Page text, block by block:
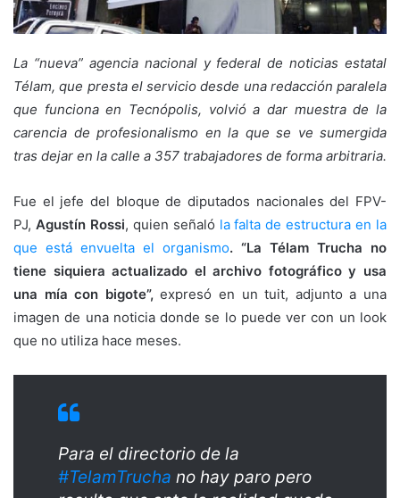
La “nueva” agencia nacional y federal de noticias estatal
Télam, que presta el servicio desde una redacción paralela
que funciona en Tecnópolis, volvió a dar muestra de la
carencia de profesionalismo en la que se ve sumergida
tras dejar en la calle a 357 trabajadores de forma arbitraria.
Fue el jefe del bloque de diputados nacionales del FPV-
PJ, Agustín Rossi, quien señaló la falta de estructura en la
que está envuelta el organismo. “La Télam Trucha no
tiene siquiera actualizado el archivo fotográfico y usa
una mía con bigote”, expresó en un tuit, adjunto a una
imagen de una noticia donde se lo puede ver con un look
que no utiliza hace meses.
Para el directorio de la
#TelamTrucha no hay paro pero